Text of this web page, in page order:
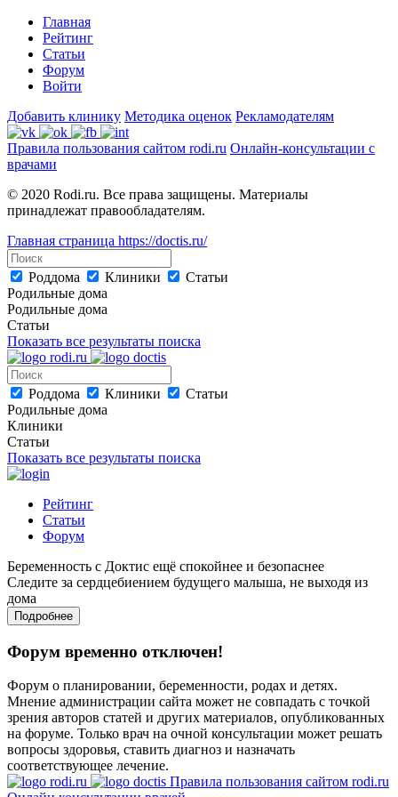
Главная
Рейтинг
Статьи
Форум
Войти
Добавить клинику Методика оценок Рекламодателям
Правила пользования сайтом rodi.ru Онлайн-консультации с
врачами
© 2020 Rodi.ru. Все права защищены. Материалы
принадлежат правообладателям.
Главная страница https://doctis.ru/
Роддома Клиники
Статьи
Родильные дома
Родильные дома
Статьи
Показать все результаты поиска
Роддома Клиники
Статьи
Родильные дома
Клиники
Статьи
Показать все результаты поиска
Рейтинг
Статьи
Форум
Беременность с Доктис ещё спокойнее и безопаснее
Следите за сердцебиением будущего малыша, не выходя из
дома
Подробнее
Форум временно отключен!
Форум о планировании, беременности, родах и детях.
Мнение администрации сайта может не совпадать с точкой
зрения авторов статей и других материалов, опубликованных
на форуме. Только врач на очной консультации может решать
вопросы здоровья, ставить диагноз и назначать
соответствующее лечение.
Правила пользования сайтом rodi.ru